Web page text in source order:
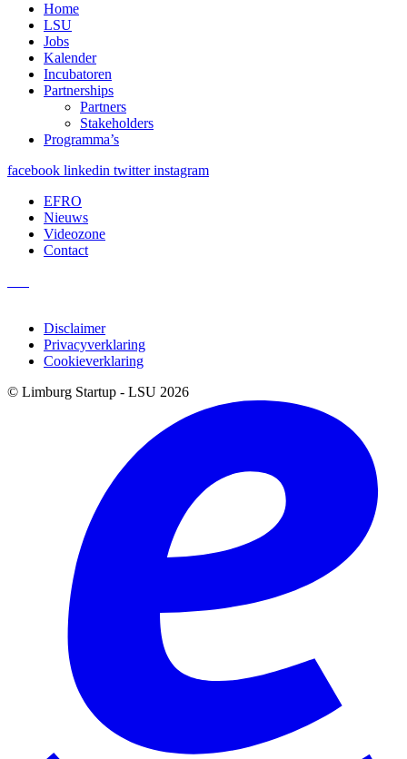
Home
LSU
Jobs
Kalender
Incubatoren
Partnerships
Partners
Stakeholders
Programma’s
facebook linkedin twitterinstagram
EFRO
Nieuws
Videozone
Contact
Disclaimer
Privacyverklaring
Cookieverklaring
© Limburg Startup - LSU 2026